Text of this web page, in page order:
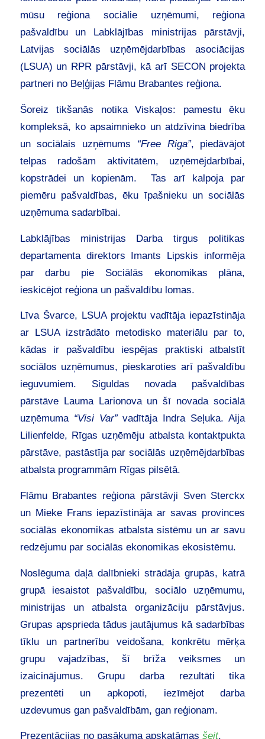
mūsu reģiona sociālie uzņēmumi, reģiona
pašvaldību un Labklājības ministrijas pārstāvji,
Latvijas sociālās uzņēmējdarbības asociācijas
(LSUA) un RPR pārstāvji, kā arī SECON projekta
partneri no Beļģijas Flāmu Brabantes reģiona.
Šoreiz tikšanās notika Viskaļos: pamestu ēku
kompleksā, ko apsaimnieko un atdzīvina biedrība
un sociālais uzņēmums “Free Riga”, piedāvājot
telpas radošām aktivitātēm, uzņēmējdarbībai,
kopstrādei un kopienām. Tas arī kalpoja par
piemēru pašvaldības, ēku īpašnieku un sociālās
uzņēmuma sadarbībai.
Labklājības ministrijas Darba tirgus politikas
departamenta direktors Imants Lipskis informēja
par darbu pie Sociālās ekonomikas plāna,
ieskicējot reģiona un pašvaldību lomas.
Līva Švarce, LSUA projektu vadītāja iepazīstināja
ar LSUA izstrādāto metodisko materiālu par to,
kādas ir pašvaldību iespējas praktiski atbalstīt
sociālos uzņēmumus, pieskaroties arī pašvaldību
ieguvumiem. Siguldas novada pašvaldības
pārstāve Lauma Larionova un šī novada sociālā
uzņēmuma “Visi Var”vadītāja Indra Seļuka. Aija
Lilienfelde, Rīgas uzņēmēju atbalsta kontaktpukta
pārstāve, pastāstīja par sociālās uzņēmējdarbības
atbalsta programmām Rīgas pilsētā.
Flāmu Brabantes reģiona pārstāvji Sven Sterckx
un Mieke Frans iepazīstināja ar savas provinces
sociālās ekonomikas atbalsta sistēmu un ar savu
redzējumu par sociālās ekonomikas ekosistēmu.
Noslēguma daļā dalībnieki strādāja grupās, katrā
grupā iesaistot pašvaldību, sociālo uzņēmumu,
ministrijas un atbalsta organizāciju pārstāvjus.
Grupas apsprieda tādus jautājumus kā sadarbības
tīklu un partnerību veidošana, konkrētu mērķa
grupu vajadzības, šī brīža veiksmes un
izaicinājumus. Grupu darba rezultāti tika
prezentēti un apkopoti, iezīmējot darba
uzdevumus gan pašvaldībām, gan reģionam.
Prezentācijas no pasākuma apskatāmas šeit.